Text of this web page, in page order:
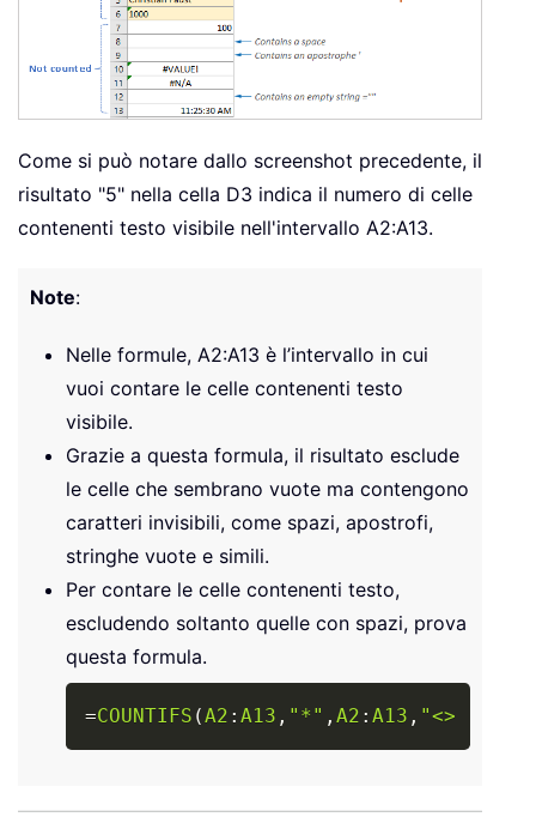
Come si può notare dallo screenshot precedente, il
risultato "5" nella cella D3 indica il numero di celle
contenenti testo visibile nell'intervallo A2:A13.
Note:
Nelle formule, A2:A13 è l’intervallo in cui
vuoi contare le celle contenenti testo
visibile.
Grazie a questa formula, il risultato esclude
le celle che sembrano vuote ma contengono
caratteri invisibili, come spazi, apostrofi,
stringhe vuote e simili.
Per contare le celle contenenti testo,
escludendo soltanto quelle con spazi, prova
questa formula.
=COUNTIFS (A2 : A13 , "*" , A2 : A13 , "<> "
Copy